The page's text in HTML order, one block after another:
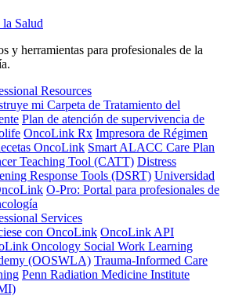
la Salud
y herramientas para profesionales de la
Resources
mi Carpeta de Tratamiento del
Plan de atención de supervivencia de
OncoLink Rx Impresora de Régimen
OncoLink Smart ALACC Care Plan
Teaching Tool (CATT) Distress
Response Tools (DSRT) Universidad
O-Pro: Portal para profesionales de
Services
con OncoLink OncoLink API
Oncology Social Work Learning
(OOSWLA) Trauma-Informed Care
Penn Radiation Medicine Institute